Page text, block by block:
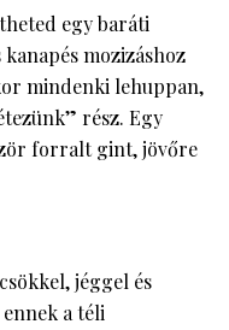
egy baráti
mozizáshoz
mindenki lehuppan,
rész. Egy
forralt gint, jövőre
jéggel és
a téli